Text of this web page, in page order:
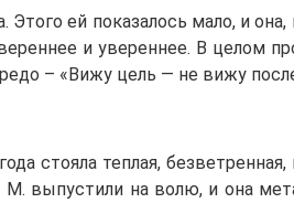
ей показалось мало, и
и увереннее. В целом
– «Вижу цель — не вижу
стояла теплая,
выпустили на волю, и она